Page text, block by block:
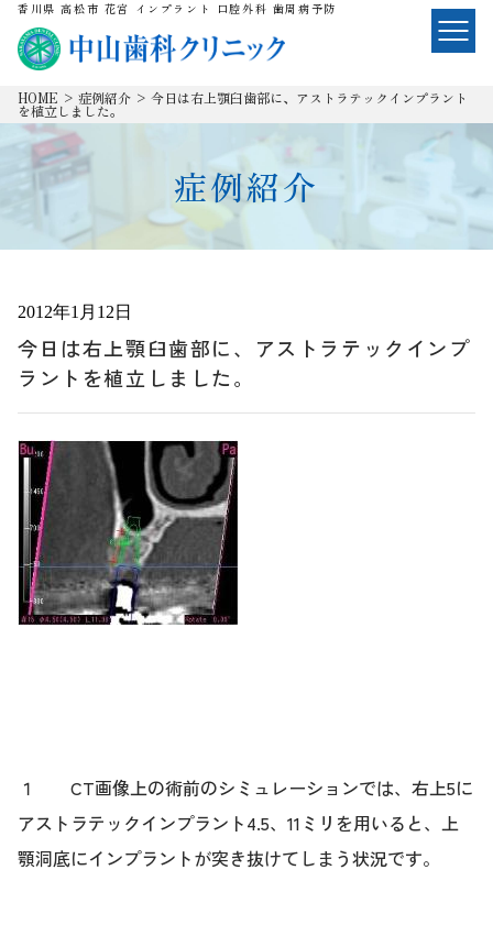
香川県 高松市 花宮 インプラント 口腔外科 歯周病予防
HOME > 症例紹介 > 今日は右上顎臼歯部に、アストラテックインプラント
を植立しました。
症例紹介
2012年1月12日
今日は右上顎臼歯部に、アストラテックインプ
ラントを植立しました。
１ CT画像上の術前のシミュレーションでは、右上5に
アストラテックインプラント4.5、11ミリを用いると、上
顎洞底にインプラントが突き抜けてしまう状況です。